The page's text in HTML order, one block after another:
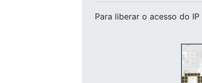
Para liberar o acesso do IP